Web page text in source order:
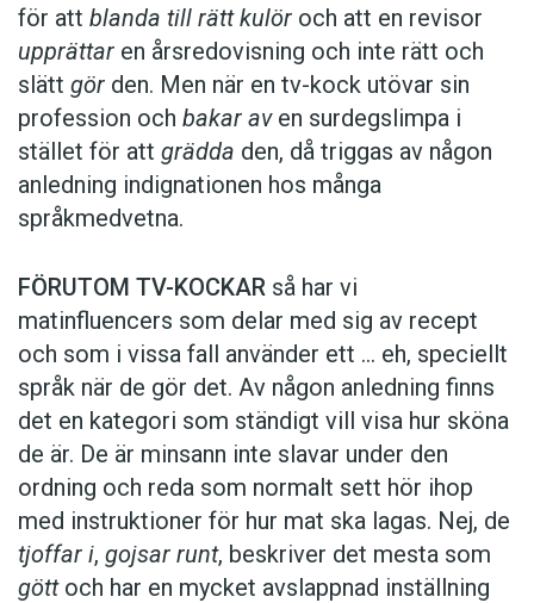
för att blanda till rätt kulör och att en revisor
upprättar en årsredovisning och inte rätt och
slätt gör den. Men när en tv-kock utövar sin
profession och bakar aven surdegslimpa i
stället för att grädda den, då triggas av någon
anledning indignationen hos många
språkmedvetna.
FÖRUTOM TV-KOCKAR så har vi
matinfluencers som delar med sig av recept
och som i vissa fall ­använder ett … eh, speciellt
språk när de gör det. Av någon anledning finns
det en kategori som ständigt vill visa hur sköna
de är. De är minsann inte slavar under den
ordning och reda som normalt sett hör ihop
med instruktioner för hur mat ska lagas. Nej, de
tjoffar i, gojsar runt, beskriver det mesta som
göttoch har en mycket avslappnad inställning